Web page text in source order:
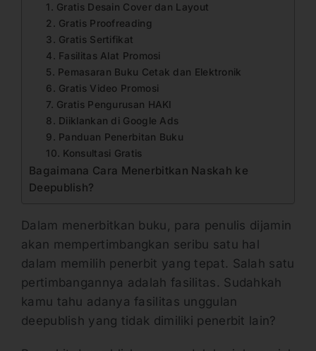
1. Gratis Desain Cover dan Layout
2. Gratis Proofreading
3. Gratis Sertifikat
4. Fasilitas Alat Promosi
5. Pemasaran Buku Cetak dan Elektronik
6. Gratis Video Promosi
7. Gratis Pengurusan HAKI
8. Diiklankan di Google Ads
9. Panduan Penerbitan Buku
10. Konsultasi Gratis
Bagaimana Cara Menerbitkan Naskah ke
Deepublish?
Dalam menerbitkan buku, para penulis dijamin
akan mempertimbangkan seribu satu hal
dalam memilih penerbit yang tepat. Salah satu
pertimbangannya adalah fasilitas. Sudahkah
kamu tahu adanya fasilitas unggulan
deepublish yang tidak dimiliki penerbit lain?